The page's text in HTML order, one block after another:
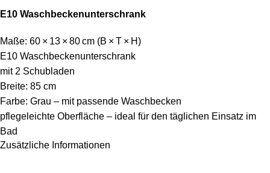
E10 Waschbeckenunterschrank
Maße: 60 × 13 × 80 cm (B × T × H)
E10 Waschbeckenunterschrank
mit 2 Schubladen
Breite: 85 cm
Farbe: Grau – mit passende Waschbecken
pflegeleichte Oberfläche – ideal für den täglichen Einsatz im
Bad
Zusätzliche Informationen